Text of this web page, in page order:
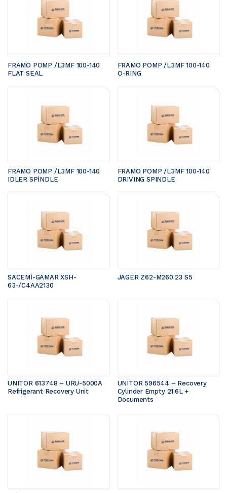
FRAMO POMP /L3MF 100-140
FLAT SEAL
FRAMO POMP /L3MF 100-140
O-RING
FRAMO POMP /L3MF 100-140
IDLER SPİNDLE
FRAMO POMP /L3MF 100-140
DRIVING SPINDLE
SACEMİ-GAMAR XSH-
63-/C4AA2130
JAGER Z62-M260.23 S5
UNITOR 613748 – URU-5000A
Refrigerant Recovery Unit
UNITOR 596544 – Recovery
Cylinder Empty 21.6L +
Documents